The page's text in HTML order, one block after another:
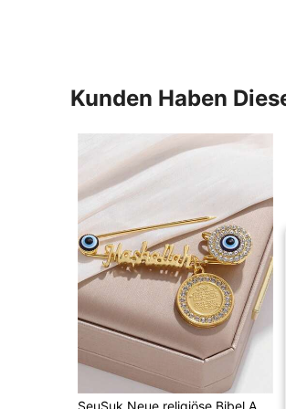
Kunden Haben
SeuSuk Neue religiöse Bibel Anhänger Brosche, unisex muslimischer Schmuck Amulett Geschenk
#7 Bestseller